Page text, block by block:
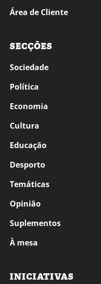
Área de Cliente
SECÇÕES
Sociedade
Política
Economia
Cultura
Educação
Desporto
Temáticas
Opinião
Suplementos
À mesa
INICIATIVAS